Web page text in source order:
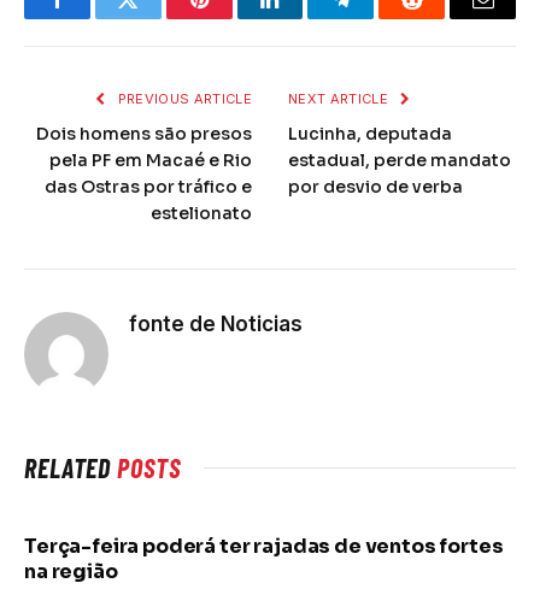
FacebookTwitter PinterestLinkedInTelegramReddit Email
PREVIOUS ARTICLE
Dois homens são presos
pela PF em Macaé e Rio
das Ostras por tráfico e
estelionato
NEXT ARTICLE
Lucinha, deputada
estadual, perde mandato
por desvio de verba
fonte de Noticias
RELATEDPOSTS
Terça-feira poderá ter rajadas de ventos fortes
na região